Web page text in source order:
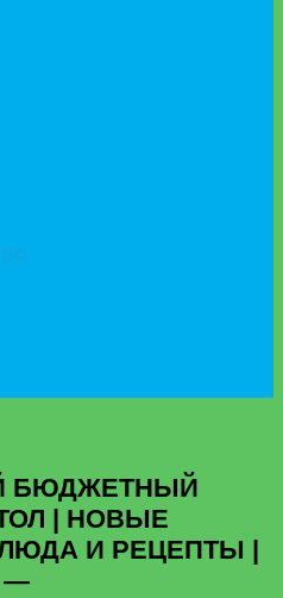
БЮДЖЕТНЫЙ
| НОВЫЕ
И РЕЦЕПТЫ |
—